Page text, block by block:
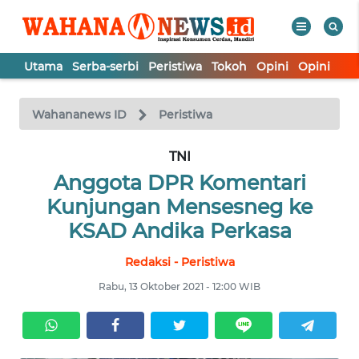
Utama Serba-serbi Peristiwa Tokoh Opini Opini
Wahananews ID Peristiwa
TNI
Anggota DPR Komentari
Kunjungan Mensesneg ke
KSAD Andika Perkasa
Redaksi - Peristiwa
Rabu, 13 Oktober 2021 - 12:00 WIB
TV
Tutup
SERBA-
TOKOH
OPINI